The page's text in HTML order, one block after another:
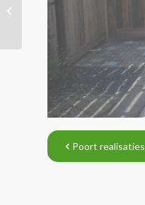
Poort realisaties